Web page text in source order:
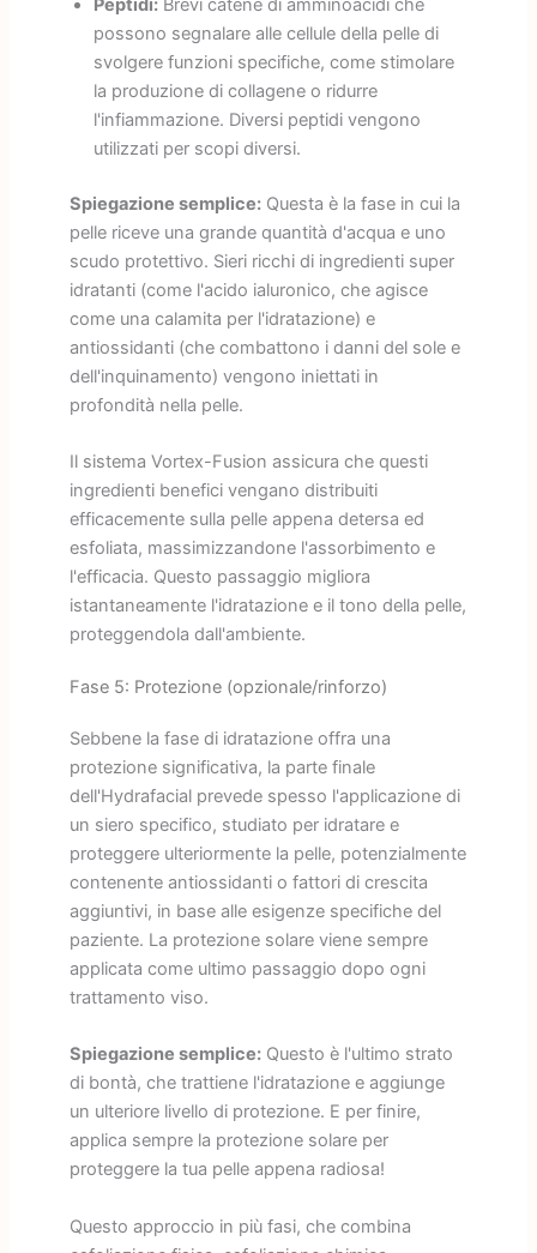
Peptidi:Brevi catene di amminoacidi che
possono segnalare alle cellule della pelle di
svolgere funzioni specifiche, come stimolare
la produzione di collagene o ridurre
l'infiammazione. Diversi peptidi vengono
utilizzati per scopi diversi.
Spiegazione semplice:Questa è la fase in cui la
pelle riceve una grande quantità d'acqua e uno
scudo protettivo. Sieri ricchi di ingredienti super
idratanti (come l'acido ialuronico, che agisce
come una calamita per l'idratazione) e
antiossidanti (che combattono i danni del sole e
dell'inquinamento) vengono iniettati in
profondità nella pelle.
Il sistema Vortex-Fusion assicura che questi
ingredienti benefici vengano distribuiti
efficacemente sulla pelle appena detersa ed
esfoliata, massimizzandone l'assorbimento e
l'efficacia. Questo passaggio migliora
istantaneamente l'idratazione e il tono della pelle,
proteggendola dall'ambiente.
Fase 5: Protezione (opzionale/rinforzo)
Sebbene la fase di idratazione offra una
protezione significativa, la parte finale
dell'Hydrafacial prevede spesso l'applicazione di
un siero specifico, studiato per idratare e
proteggere ulteriormente la pelle, potenzialmente
contenente antiossidanti o fattori di crescita
aggiuntivi, in base alle esigenze specifiche del
paziente. La protezione solare viene sempre
applicata come ultimo passaggio dopo ogni
trattamento viso.
Spiegazione semplice:Questo è l'ultimo strato
di bontà, che trattiene l'idratazione e aggiunge
un ulteriore livello di protezione. E per finire,
applica sempre la protezione solare per
proteggere la tua pelle appena radiosa!
Questo approccio in più fasi, che combina